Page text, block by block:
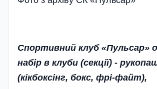
Спортивний клуб «Пульсар»
набір в клуби (секції) -
(кікбоксінг, бокс, фрі-файт),